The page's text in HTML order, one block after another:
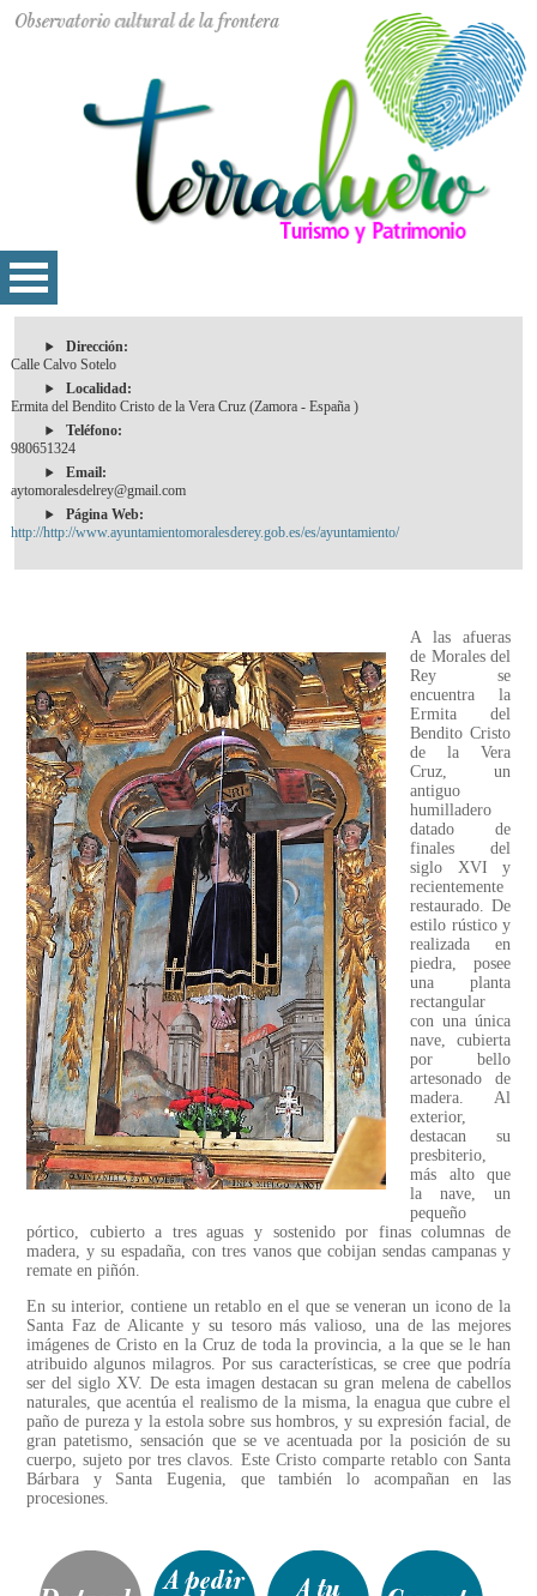
Dirección:
Calle Calvo Sotelo
Localidad:
Ermita del Bendito Cristo de la Vera Cruz (Zamora - España )
Teléfono:
980651324
Email:
aytomoralesdelrey@gmail.com
Página Web:
http://http://www.ayuntamientomoralesderey.gob.es/es/ayuntamiento/
A las afueras
de Morales del
Rey se
encuentra la
Ermita del
Bendito Cristo
de la Vera
Cruz, un
antiguo
humilladero
datado de
finales del
siglo XVI y
recientemente
restaurado. De
estilo rústico y
realizada en
piedra, posee
una planta
rectangular
con una única
nave, cubierta
por bello
artesonado de
madera. Al
exterior,
destacan su
presbiterio,
más alto que
la nave, un
pequeño
pórtico, cubierto a tres aguas y sostenido por finas columnas de
madera, y su espadaña, con tres vanos que cobijan sendas campanas y
remate en piñón.
En su interior, contiene un retablo en el que se veneran un icono de la
Santa Faz de Alicante y su tesoro más valioso, una de las mejores
imágenes de Cristo en la Cruz de toda la provincia, a la que se le han
atribuido algunos milagros. Por sus características, se cree que podría
ser del siglo XV. De esta imagen destacan su gran melena de cabellos
naturales, que acentúa el realismo de la misma, la enagua que cubre el
paño de pureza y la estola sobre sus hombros, y su expresión facial, de
gran patetismo, sensación que se ve acentuada por la posición de su
cuerpo, sujeto por tres clavos. Este Cristo comparte retablo con Santa
Bárbara y Santa Eugenia, que también lo acompañan en las
procesiones.